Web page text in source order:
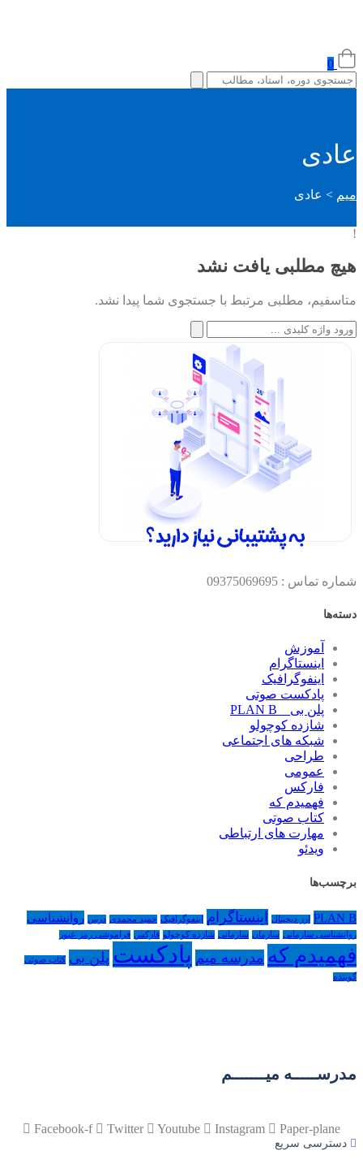
0
عادی
میم > عادی
!
هیچ مطلبی یافت نشد
متاسفیم، مطلبی مرتبط با جستجوی شما پیدا نشد.
جستجو
شماره تماس : 09375069695
دسته‌ها
آموزش
اینستاگرام
اینفوگرافیک
پادکست صوتی
پلن بی _ PLAN B
شازده کوچولو
شبکه های اجتماعی
طراحی
عمومی
فارکس
فهمیدم که
کتاب صوتی
مهارت های ارتباطی
ویدئو
برچسب‌ها
PLAN B ارز دیجیتال اینستاگرام اینفوگرافیک حمید محمدی درس روانشناسی
روانشناسی سازمانی سازمان سازمانی شازده کوچولو فارکس فراموشی رمز عبور
فهمیدم که مدرسه میم پادکست پلن بی کتاب صوتی
گوینده
مدرســـــه میـــــــم
Facebook-f Twitter Youtube Instagram Paper-plane
دسترسی سریع